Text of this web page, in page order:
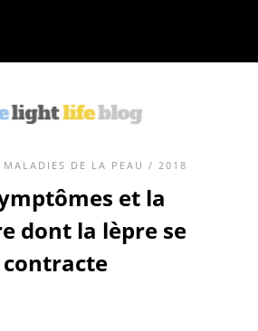
MALADIES DE LA PEAU / 2018
et la
dont la lèpre se
contracte